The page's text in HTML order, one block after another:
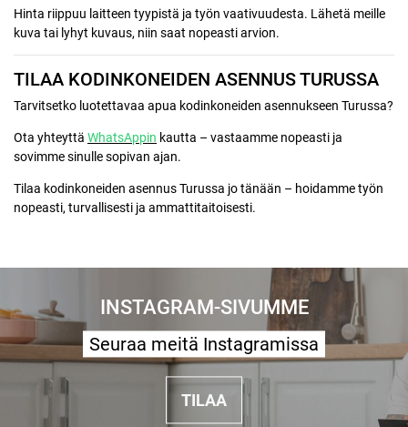
Hinta riippuu laitteen tyypistä ja työn vaativuudesta. Lähetä meille
kuva tai lyhyt kuvaus, niin saat nopeasti arvion.
TILAA KODINKONEIDEN ASENNUS TURUSSA
Tarvitsetko luotettavaa apua kodinkoneiden asennukseen Turussa?
Ota yhteyttä WhatsAppin kautta – vastaamme nopeasti ja
sovimme sinulle sopivan ajan.
Tilaa kodinkoneiden asennus Turussa jo tänään – hoidamme työn
nopeasti, turvallisesti ja ammattitaitoisesti.
INSTAGRAM-SIVUMME
Seuraa meitä Instagramissa
TILAA